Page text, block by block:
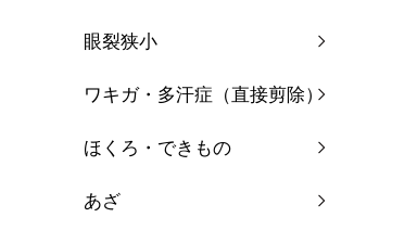
眼裂狭小
ワキガ・多汗症（直接剪除）
ほくろ・できもの
あざ